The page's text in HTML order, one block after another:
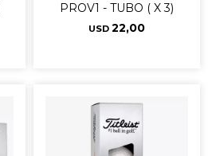
PROV1 - TUBO ( X 3)
USD 22,00